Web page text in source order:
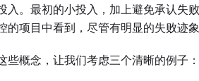
入。最初的小投入，加上避免承认失
的项目中看到，尽管有明显的失败迹
些概念，让我们考虑三个清晰的例子：